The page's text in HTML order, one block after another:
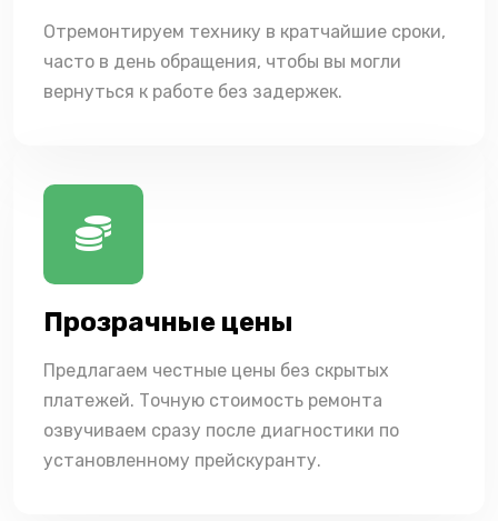
Отремонтируем технику в кратчайшие сроки,
часто в день обращения, чтобы вы могли
вернуться к работе без задержек.
Прозрачные цены
Предлагаем честные цены без скрытых
платежей. Точную стоимость ремонта
озвучиваем сразу после диагностики по
установленному прейскуранту.